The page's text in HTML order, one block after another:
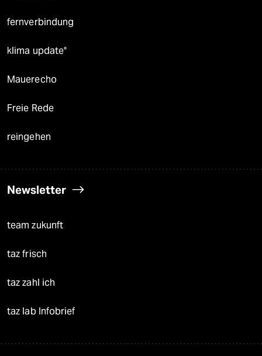
fernverbindung
klima update°
Mauerecho
Freie Rede
reingehen
Newsletter
team zukunft
taz frisch
taz zahl ich
taz lab Infobrief